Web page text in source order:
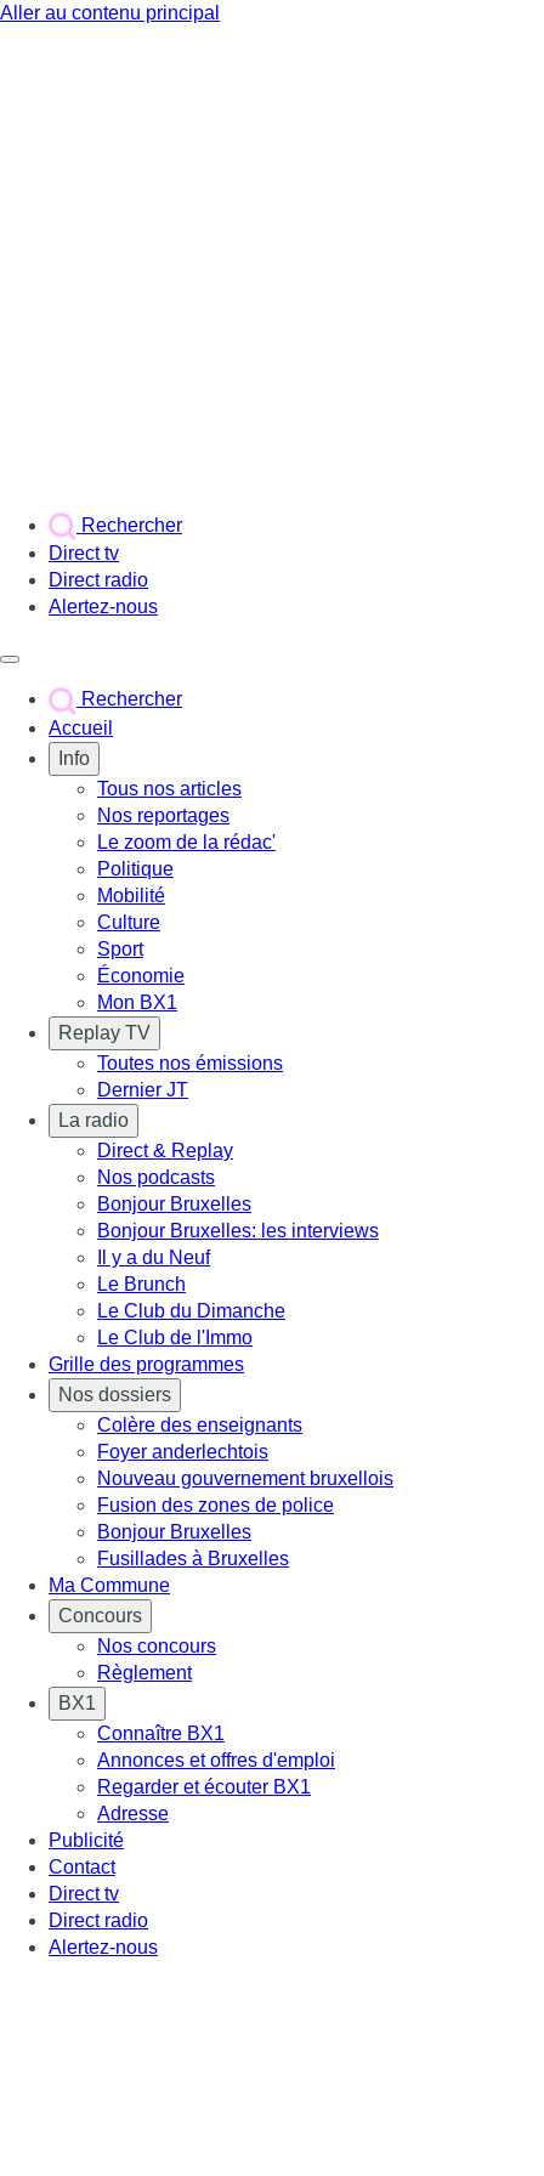
Aller au contenu principal
Rechercher
Direct tv
Direct radio
Alertez-nous
Rechercher
Accueil
Info
Tous nos articles
Nos reportages
Le zoom de la rédac'
Politique
Mobilité
Culture
Sport
Économie
Mon BX1
Replay TV
Toutes nos émissions
Dernier JT
La radio
Direct & Replay
Nos podcasts
Bonjour Bruxelles
Bonjour Bruxelles: les interviews
Il y a du Neuf
Le Brunch
Le Club du Dimanche
Le Club de l'Immo
Grille des programmes
Nos dossiers
Colère des enseignants
Foyer anderlechtois
Nouveau gouvernement bruxellois
Fusion des zones de police
Bonjour Bruxelles
Fusillades à Bruxelles
Ma Commune
Concours
Nos concours
Règlement
BX1
Connaître BX1
Annonces et offres d'emploi
Regarder et écouter BX1
Adresse
Publicité
Contact
Direct tv
Direct radio
Alertez-nous